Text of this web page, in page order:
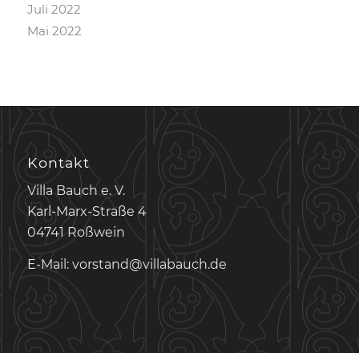
Juli 2022
Mai 2022
Kontakt
Villa Bauch e. V.
Karl-Marx-Straße 4
04741 Roßwein
E-Mail: vorstand@villabauch.de